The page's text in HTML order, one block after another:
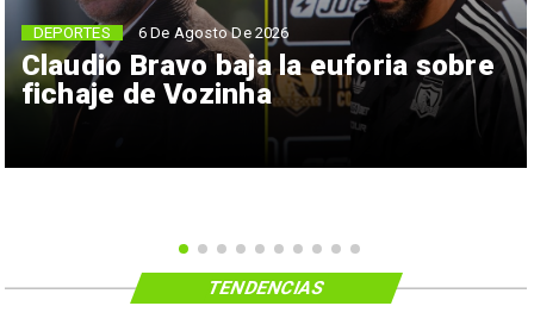
Claudio Bravo baja la euforia sobre
fichaje de Vozinha
DEPORTES 6 De Agosto De 2026
TENDENCIAS